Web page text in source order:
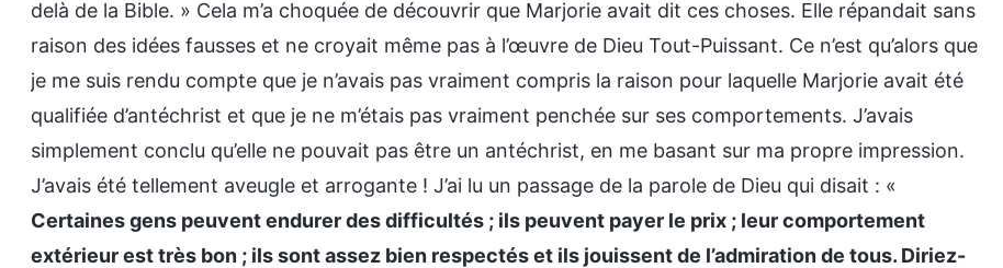
delà de la Bible. » Cela m’a choquée de découvrir que Marjorie avait dit ces choses. Elle répandait sans
raison des idées fausses et ne croyait même pas à l’œuvre de Dieu Tout-Puissant. Ce n’est qu’alors que
je me suis rendu compte que je n’avais pas vraiment compris la raison pour laquelle Marjorie avait été
qualifiée d’antéchrist et que je ne m’étais pas vraiment penchée sur ses comportements. J’avais
simplement conclu qu’elle ne pouvait pas être un antéchrist, en me basant sur ma propre impression.
J’avais été tellement aveugle et arrogante ! J’ai lu un passage de la parole de Dieu qui disait : «
Certaines gens peuvent endurer des difficultés ; ils peuvent payer le prix ; leur comportement
extérieur est très bon ; ils sont assez bien respectés et ils jouissent de l’admiration de tous. Diriez-